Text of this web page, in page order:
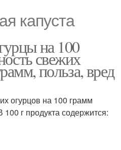
капуста
на 100
свежих
польза, вред
огурцов на 100 грамм
100 г продукта содержится: